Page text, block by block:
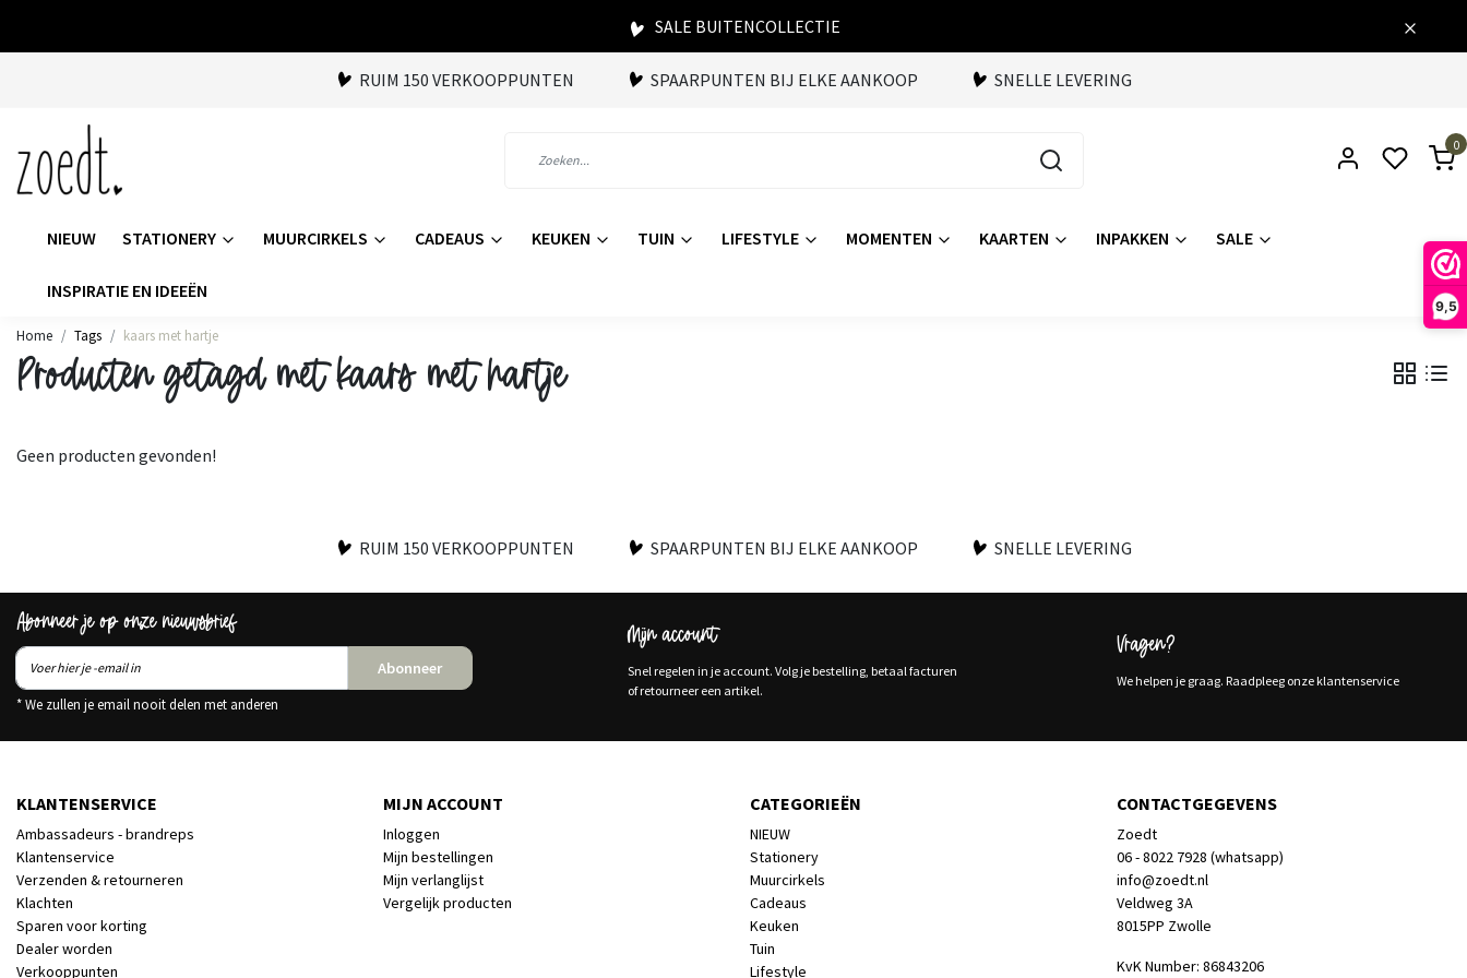
9,5
SALE BUITENCOLLECTIE
RUIM 150 VERKOOPPUNTEN SPAARPUNTEN BIJ ELKE AANKOOP SNELLE LEVERING
0
NIEUW STATIONERY MUURCIRKELS CADEAUS KEUKEN TUIN LIFESTYLE MOMENTEN KAARTEN INPAKKEN SALE
INSPIRATIE EN IDEEËN
Home Tags kaars met hartje
Producten getagd met kaars met hartje
Geen producten gevonden!
RUIM 150 VERKOOPPUNTEN SPAARPUNTEN BIJ ELKE AANKOOP SNELLE LEVERING
Abonneer je op onze nieuwsbrief
Abonneer
* We zullen je email nooit delen met anderen
Mijn account
Snel regelen in je account. Volg je bestelling, betaal facturen
of retourneer een artikel.
Vragen?
We helpen je graag. Raadpleeg onze klantenservice
KLANTENSERVICE
Ambassadeurs - brandreps
Klantenservice
Verzenden & retourneren
Klachten
Sparen voor korting
Dealer worden
Verkooppunten
MIJN ACCOUNT
Inloggen
Mijn bestellingen
Mijn verlanglijst
Vergelijk producten
CATEGORIEËN
NIEUW
Stationery
Muurcirkels
Cadeaus
Keuken
Tuin
Lifestyle
CONTACTGEGEVENS
Zoedt
06 - 8022 7928 (whatsapp)
info@zoedt.nl
Veldweg 3A
8015PP Zwolle
KvK Number: 86843206